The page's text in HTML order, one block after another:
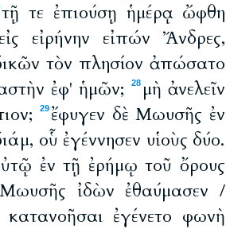
τῇ τε ἐπιούσῃ ἡμέρᾳ ὤφθη
εἰρήνην εἰπών Ἄνδρες,
τὸν πλησίον ἀπώσατο
ἐφ' ἡμῶν;
28 μὴ ἀνελεῖν
29 ἔφυγεν δὲ Μωυσῆς ἐν
οὗ ἐγέννησεν υἱοὺς δύο.
ἐν τῇ ἐρήμῳ τοῦ ὄρους
ἰδὼν ἐθαύμασεν /
ἐγένετο φωνὴ